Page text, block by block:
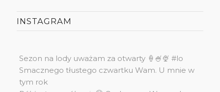
INSTAGRAM
Sezon na lody uważam za otwarty 🍦🍧🍨 #lo
Smacznego tłustego czwartku Wam. U mnie w
tym rok